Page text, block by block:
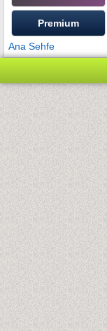
Premium
Ana Sehfe